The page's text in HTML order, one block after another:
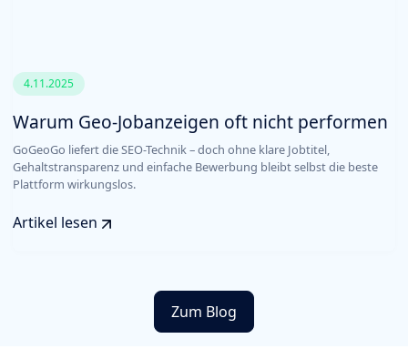
4.11.2025
Warum Geo-Jobanzeigen oft nicht performen
GoGeoGo liefert die SEO-Technik – doch ohne klare Jobtitel,
Gehaltstransparenz und einfache Bewerbung bleibt selbst die beste
Plattform wirkungslos.
Artikel lesen
Zum Blog